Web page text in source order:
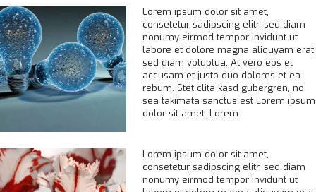
Lorem ipsum dolor sit amet,
consetetur sadipscing elitr, sed diam
nonumy eirmod tempor invidunt ut
labore et dolore magna aliquyam erat,
sed diam voluptua. At vero eos et
accusam et justo duo dolores et ea
rebum. Stet clita kasd gubergren, no
sea takimata sanctus est Lorem ipsum
dolor sit amet. Lorem
Lorem ipsum dolor sit amet,
consetetur sadipscing elitr, sed diam
nonumy eirmod tempor invidunt ut